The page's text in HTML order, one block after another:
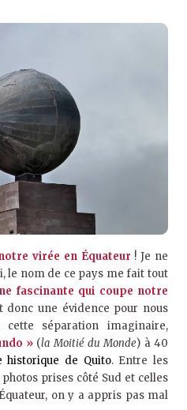
virée en Équateur ! Je ne
le nom de ce pays me fait tout
fascinante qui coupe notre
donc une évidence pour nous
séparation imaginaire,
» (la Moitié du Monde) à 40
historique de Quito. Entre les
prises côté Sud et celles
on y a appris pas mal